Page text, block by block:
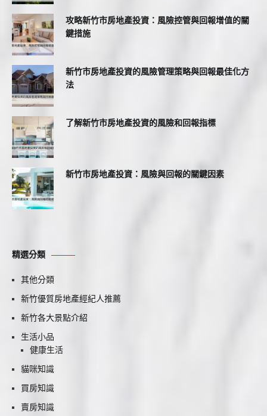
攻略新竹市房地產投資：風險控管與回報增值的關
鍵措施
新竹市房地產投資的風險管理策略與回報最佳化方
法
了解新竹市房地產投資的風險和回報指標
新竹市房地產投資：風險與回報的關鍵因素
精選分類
其他分類
新竹優質房地產經紀人推薦
新竹各大景點介紹
生活小品
健康生活
貓咪知識
買房知識
賣房知識